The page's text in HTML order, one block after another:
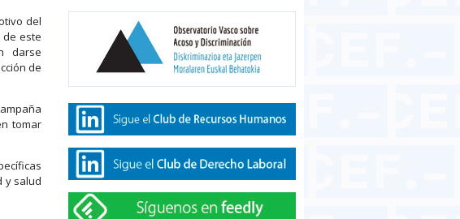
del
de este
darse
de
tomar
y salud